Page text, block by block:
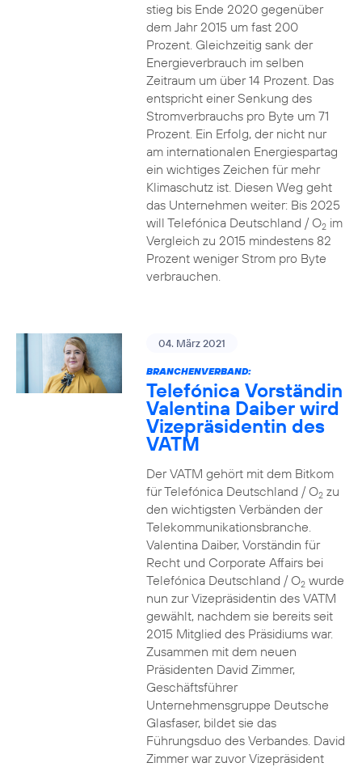
stieg bis Ende 2020 gegenüber
dem Jahr 2015 um fast 200
Prozent. Gleichzeitig sank der
Energieverbrauch im selben
Zeitraum um über 14 Prozent. Das
entspricht einer Senkung des
Stromverbrauchs pro Byte um 71
Prozent. Ein Erfolg, der nicht nur
am internationalen Energiespartag
ein wichtiges Zeichen für mehr
Klimaschutz ist. Diesen Weg geht
das Unternehmen weiter: Bis 2025
will Telefónica Deutschland / O2im
Vergleich zu 2015 mindestens 82
Prozent weniger Strom pro Byte
verbrauchen.
04. März 2021
BRANCHENVERBAND:
Telefónica Vorständin
Valentina Daiber wird
Vizepräsidentin des
VATM
Der VATM gehört mit dem Bitkom
für Telefónica Deutschland / O2zu
den wichtigsten Verbänden der
Telekommunikationsbranche.
Valentina Daiber, Vorständin für
Recht und Corporate Affairs bei
Telefónica Deutschland / O2wurde
nun zur Vizepräsidentin des VATM
gewählt, nachdem sie bereits seit
2015 Mitglied des Präsidiums war.
Zusammen mit dem neuen
Präsidenten David Zimmer,
Geschäftsführer
Unternehmensgruppe Deutsche
Glasfaser, bildet sie das
Führungsduo des Verbandes. David
Zimmer war zuvor Vizepräsident